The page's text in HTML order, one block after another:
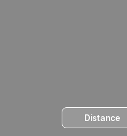
Distance